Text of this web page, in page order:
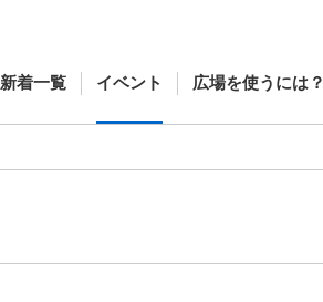
新着一覧 イベント 広場を使うには？